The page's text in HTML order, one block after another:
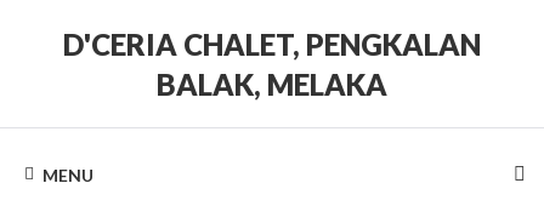
D'CERIA CHALET, PENGKALAN
BALAK, MELAKA
unitMENU